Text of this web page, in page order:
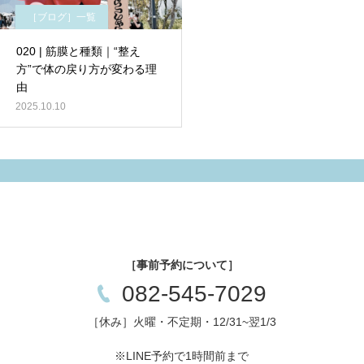
［ブログ］一覧
020 | 筋膜と種類｜“整え
方”で体の戻り方が変わる理
由
2025.10.10
［事前予約について］
082-545-7029
［休み］火曜・不定期・12/31~翌1/3
※LINE予約で1時間前まで